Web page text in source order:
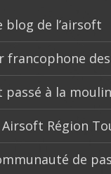
blog de l’airsoft
francophone
passé à la
Région
de